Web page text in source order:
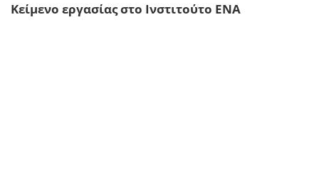
Κείμενο εργασίας στο Ινστιτούτο ΕΝΑ